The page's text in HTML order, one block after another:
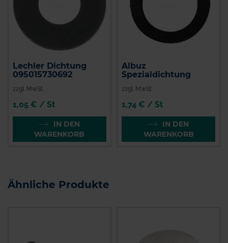
Lechler Dichtung
095015730692
zzgl. MwSt.
1,05 € / St
IN DEN
WARENKORB
Albuz
Spezialdichtung
zzgl. MwSt.
1,74 € / St
IN DEN
WARENKORB
Ähnliche Produkte